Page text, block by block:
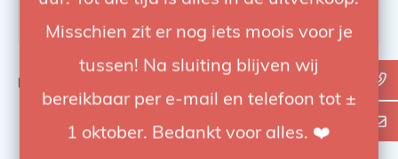
Misschien zit er nog iets moois voor je
tussen! Na sluiting blijven wij
bereikbaar per e-mail en telefoon tot ±
1 oktober. Bedankt voor alles. ❤️